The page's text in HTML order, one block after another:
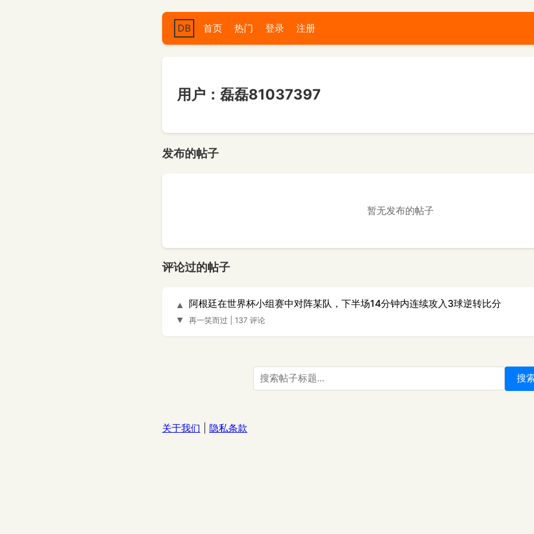
DB 首页 热门 登录 注册
用户：磊磊81037397
发布的帖子
暂无发布的帖子
评论过的帖子
▲
▼
阿根廷在世界杯小组赛中对阵某队，下半场14分钟内连续攻入3球逆转比分
再一笑而过 137 评论
搜
关于我们 隐私条款